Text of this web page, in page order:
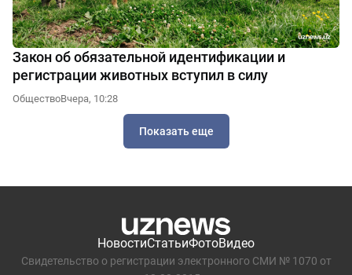
Закон об обязательной идентификации и
регистрации животных вступил в силу
ОбществоВчера, 10:28
Показать еще
НовостиСтатьиФотоВидео
Свидетельство о регистрации электронного СМИ № 1070 от